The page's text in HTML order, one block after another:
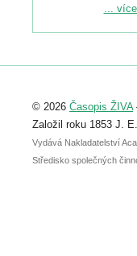
Podrobnější
Registrovat se
abstraktu
posteru je už 30.
...
© 2026 Časopis ŽIVA
Založil roku 1853 J.
Vydává Nakladatelství
Středisko společných